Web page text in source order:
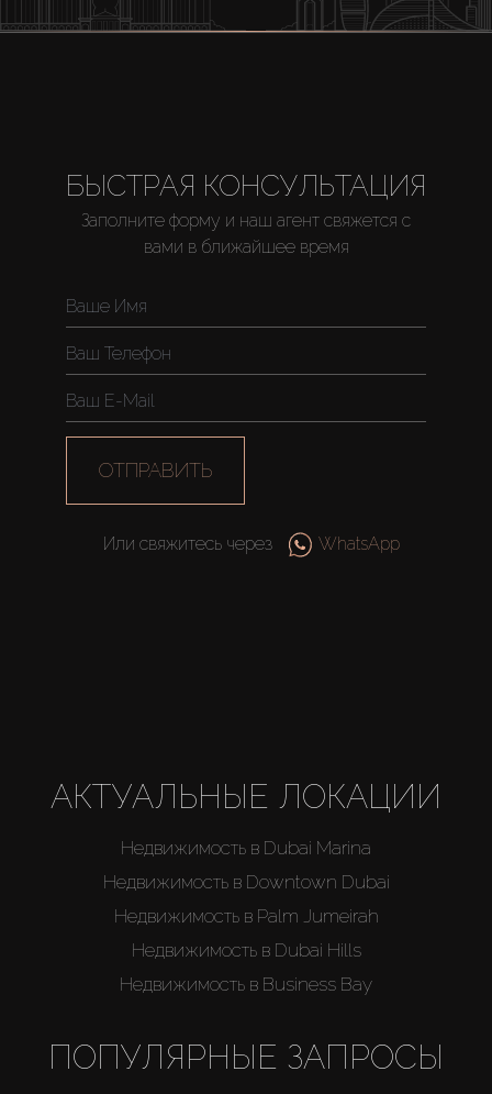
Аренда
Продажа
Новостройки
AX Journal
Каталоги
БЫСТРАЯ КОНСУЛЬТАЦИЯ
Заполните форму и наш агент свяжется с
вами в ближайшее время
ОТПРАВИТЬ
Или свяжитесь через WhatsApp
АКТУАЛЬНЫЕ ЛОКАЦИИ
Недвижимость в Dubai Marina
Недвижимость в Downtown Dubai
Недвижимость в Palm Jumeirah
Недвижимость в Dubai Hills
Недвижимость в Business Bay
ПОПУЛЯРНЫЕ ЗАПРОСЫ